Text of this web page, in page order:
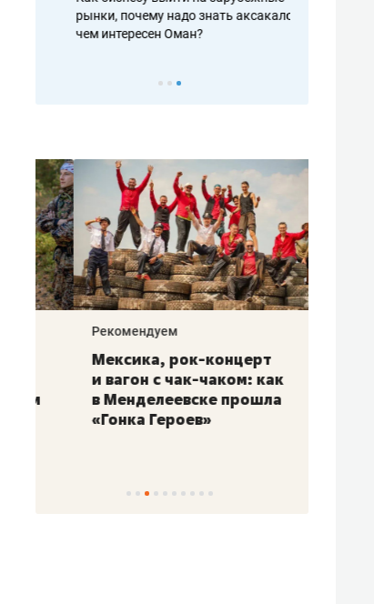
рынки, почему надо знать аксакалов и
чем интересен Оман?
Рекомендуем
Мексика, рок-концерт
и вагон с чак-чаком: как
в Менделеевске прошла
«Гонка Героев»